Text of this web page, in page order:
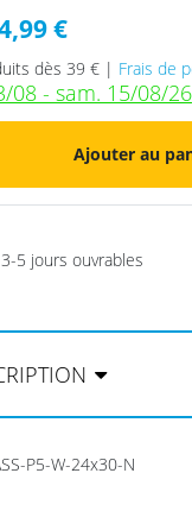
€
dès 39 € | Frais de
08 - sam. 15/08/26
Ajouter au
5 jours ouvrables
P5-W-24x30-N